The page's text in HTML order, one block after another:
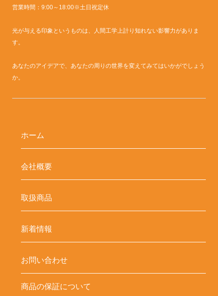
営業時間：9:00～18:00※土日祝定休
光が与える印象というものは、人間工学上計り知れない影響力がありま
す。
あなたのアイデアで、あなたの周りの世界を変えてみてはいかがでしょう
か。
ホーム
会社概要
取扱商品
新着情報
お問い合わせ
商品の保証について